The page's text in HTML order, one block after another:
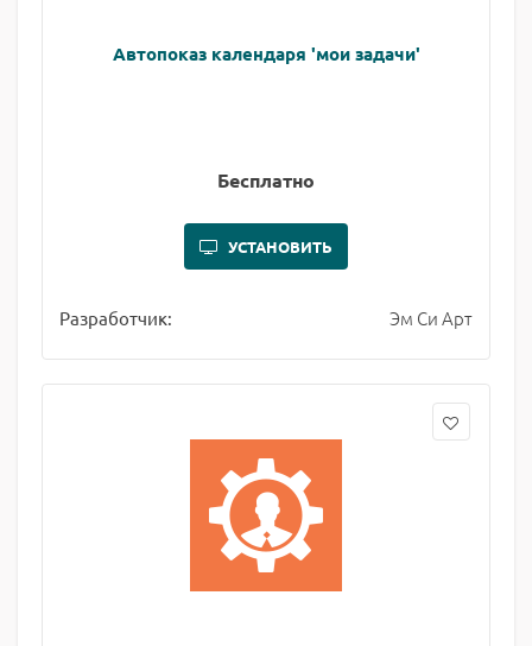
Автопоказ календаря 'мои задачи'
Бесплатно
УСТАНОВИТЬ
Разработчик: Эм Си Арт